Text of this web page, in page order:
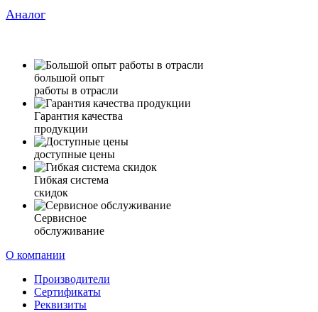
Аналог
большой опыт
работы в отрасли
Гарантия качества
продукции
доступные цены
Гибкая система
скидок
Сервисное
обслуживание
О компании
Производители
Сертификаты
Реквизиты